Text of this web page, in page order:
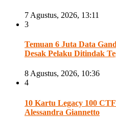
7 Agustus, 2026, 13:11
3
Temuan 6 Juta Data
Desak Pelaku Ditindak
8 Agustus, 2026, 10:36
4
10 Kartu Legacy 100
Alessandra Giannetto